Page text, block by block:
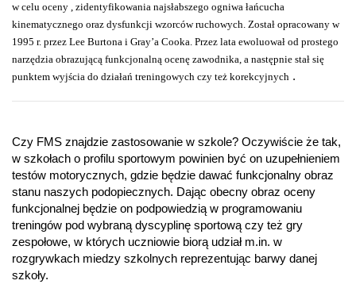
w celu oceny , zidentyfikowania najsłabszego ogniwa łańcucha
kinematycznego oraz dysfunkcji wzorców ruchowych. Został opracowany w
1995 r. przez Lee Burtona i Gray’a Cooka. Przez lata ewoluował od prostego
narzędzia obrazującą funkcjonalną ocenę zawodnika, a następnie stał się
punktem wyjścia do działań treningowych czy też korekcyjnych .
Czy FMS znajdzie zastosowanie w szkole? Oczywiście że tak,
w szkołach o profilu sportowym powinien być on uzupełnieniem
testów motorycznych, gdzie będzie dawać funkcjonalny obraz
stanu naszych podopiecznych. Dając obecny obraz oceny
funkcjonalnej będzie on podpowiedzią w programowaniu
treningów pod wybraną dyscyplinę sportową czy też gry
zespołowe, w których uczniowie biorą udział m.in. w
rozgrywkach miedzy szkolnych reprezentując barwy danej
szkoły.